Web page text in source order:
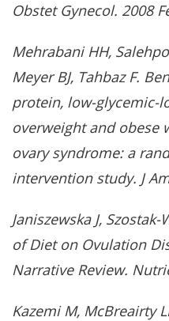
Obstet Gynecol. 2008
Mehrabani HH,
Meyer BJ, Tahbaz F.
protein, low-glycemic-
overweight and obese
ovary syndrome: a
intervention study. J
Janiszewska J,
of Diet on Ovulation
Narrative Review.
Kazemi M, McBreairty